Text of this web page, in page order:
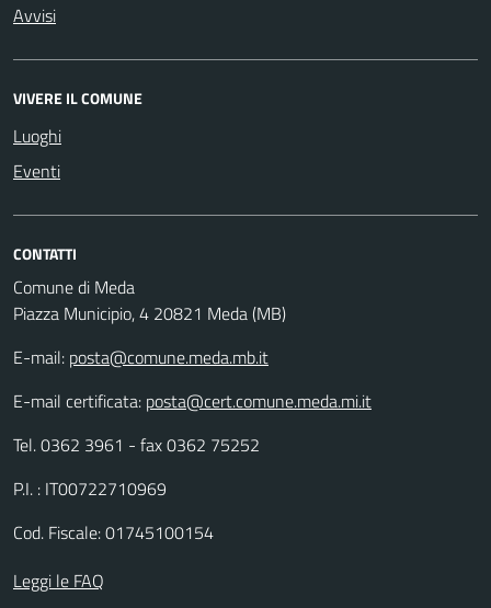
Avvisi
VIVERE IL COMUNE
Luoghi
Eventi
CONTATTI
Comune di Meda
Piazza Municipio, 4 20821 Meda (MB)
E-mail: posta@comune.meda.mb.it
E-mail certificata: posta@cert.comune.meda.mi.it
Tel. 0362 3961 - fax 0362 75252
P.I. : IT00722710969
Cod. Fiscale: 01745100154
Leggi le FAQ